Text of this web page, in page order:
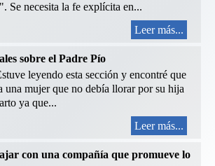
Se necesita la fe explícita en...
Leer más...
sobre el Padre Pío
leyendo esta sección y encontré que
una mujer que no debía llorar por su hija
ya que...
Leer más...
con una compañía que promueve lo